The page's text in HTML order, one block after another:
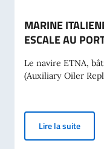
MARINE
ESCALE AU
Le navire ETNA,
(Auxiliary Oiler
Lire la suite